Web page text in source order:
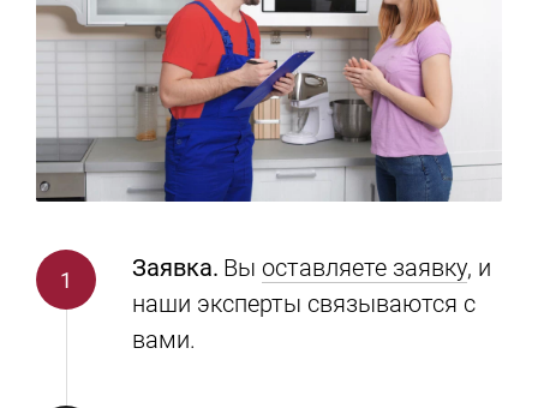
Заявка. Вы оставляете заявку, и
наши эксперты связываются с
вами.